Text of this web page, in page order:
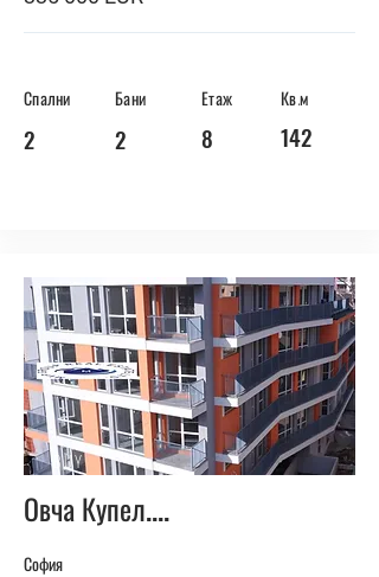
Спални Бани Етаж Кв.м
2 2 8 142
BUY
Овча Купел....
София